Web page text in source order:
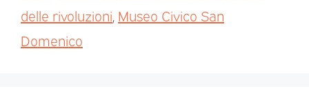
delle rivoluzioni Museo Civico San
Domenico